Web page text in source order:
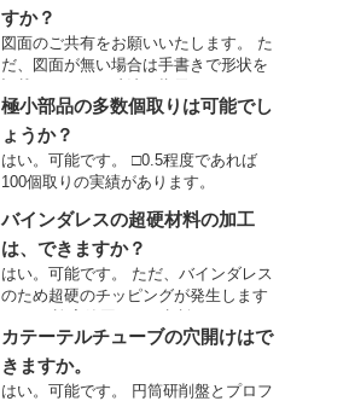
すか？
図面のご共有をお願いいたします。 た
だ、図面が無い場合は手書きで形状を
記載いただき、寸法を指示して...
極小部品の多数個取りは可能でし
ょうか？
はい。可能です。 □0.5程度であれば
100個取りの実績があります。
バインダレスの超硬材料の加工
は、できますか？
はい。可能です。 ただ、バインダレス
のため超硬のチッピングが発生します
ので、 許容範囲は、要相談...
カテーテルチューブの穴開けはで
きますか。
はい。可能です。 円筒研削盤とプロフ